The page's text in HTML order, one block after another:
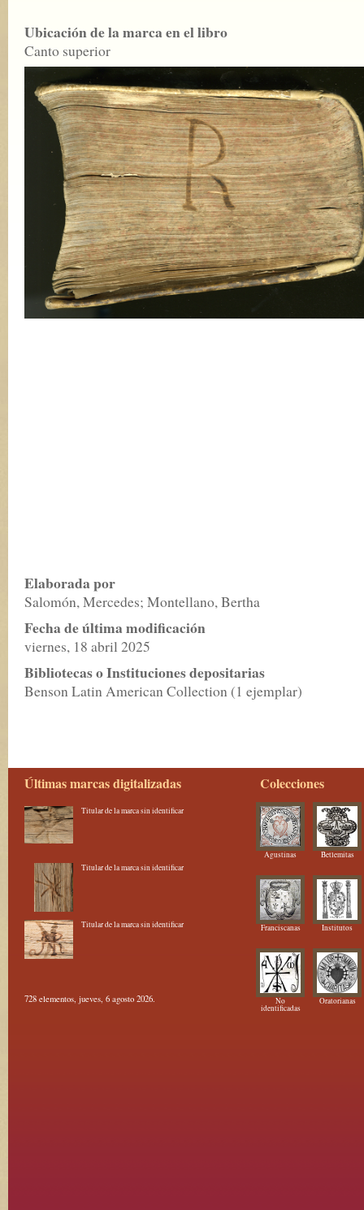
Ubicación de la marca en el libro
Canto superior
Elaborada por
Salomón, Mercedes; Montellano, Bertha
Fecha de última modificación
viernes, 18 abril 2025
Bibliotecas o Instituciones depositarias
Benson Latin American Collection (1 ejemplar)
Últimas marcas digitalizadas
Titular de la marca sin identificar
Titular de la marca sin identificar
Titular de la marca sin identificar
728 elementos, jueves, 6 agosto 2026.
Colecciones
Agustinas Betlemitas
Franciscanas Institutos
No
identificadas
Oratorianas